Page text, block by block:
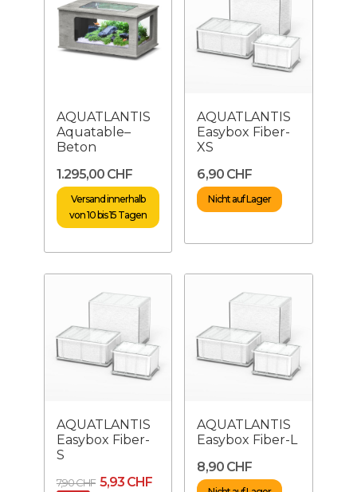
AQUATLANTIS
Aquatable–
Beton
1.295,00 CHF
Versand innerhalb
von 10 bis 15 Tagen
AQUATLANTIS
Easybox Fiber-
XS
6,90 CHF
Nicht auf Lager
AQUATLANTIS
Easybox Fiber-
S
7,90 CHF 5,93 CHF
AQUATLANTIS
Easybox Fiber-L
8,90 CHF